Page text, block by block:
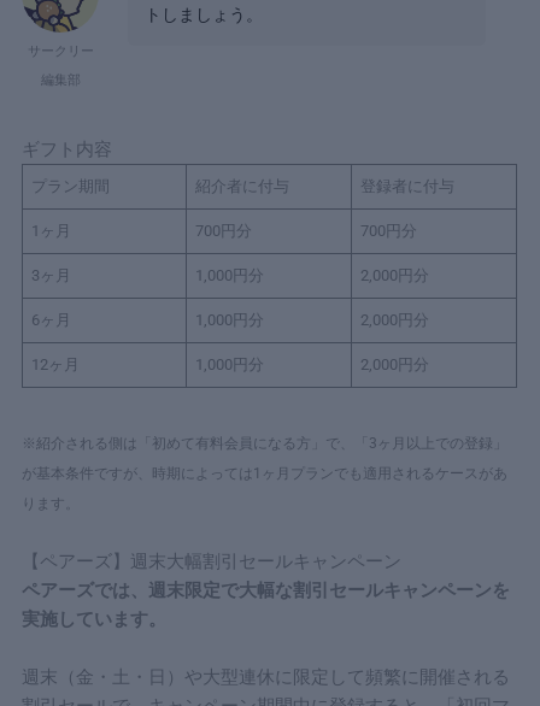
サークリー
編集部
トしましょう。
ギフト内容
プラン期間 紹介者に付与 登録者に付与
1ヶ月 700円分 700円分
3ヶ月 1,000円分 2,000円分
6ヶ月 1,000円分 2,000円分
12ヶ月 1,000円分 2,000円分
※紹介される側は「初めて有料会員になる方」で、「3ヶ月以上での登録」
が基本条件ですが、時期によっては1ヶ月プランでも適用されるケースがあ
ります。
【ペアーズ】週末大幅割引セールキャンペーン
ペアーズでは、週末限定で大幅な割引セールキャンペーンを
実施しています。
週末（金・土・日）や大型連休に限定して頻繁に開催される